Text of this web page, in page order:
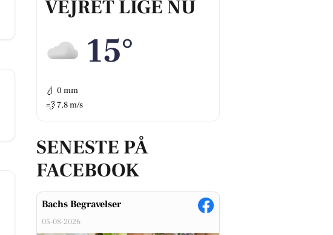
VEJRET LIGE NU
15°
💧 0 mm
💨 7,8 m/s
SENESTE PÅ
FACEBOOK
Bachs Begravelser
05-08-2026